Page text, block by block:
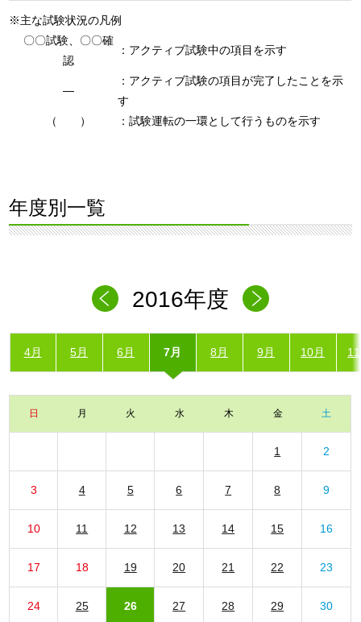
※主な試験状況の凡例
〇〇試験、〇〇確
認
：アクティブ試験中の項目を示す
―
：アクティブ試験の項目が完了したことを示
す
（ ）
：試験運転の一環として行うものを示す
年度別一覧
2016年度
4月 5月 6月 7月 8月 9月 10月
日 月 火 水 木 金 土
1 2
3 4 5 6 7 8 9
10 11 12 13 14 15 16
17 18 19 20 21 22 23
24 25 26 27 28 29 30